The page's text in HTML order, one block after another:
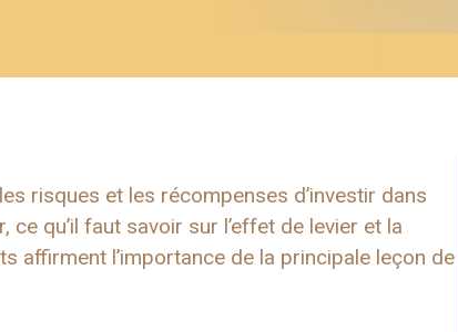
risques et les récompenses d’investir dans
qu’il faut savoir sur l’effet de levier et la
affirment l’importance de la principale leçon de